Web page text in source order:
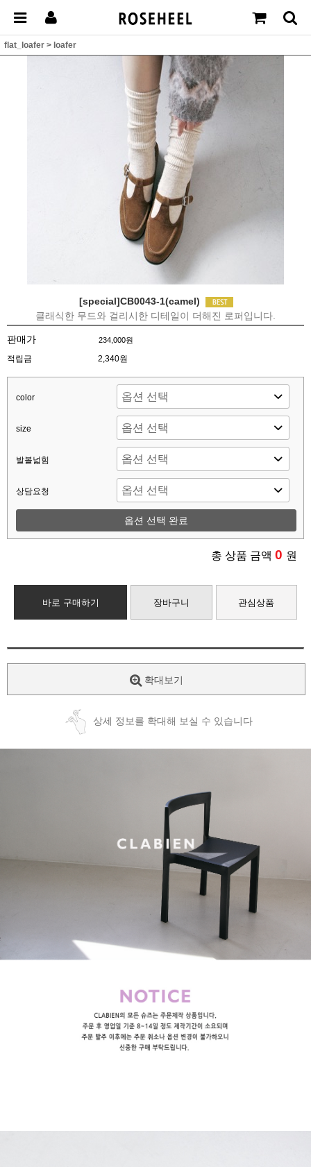
flat_loafer > loafer
[special]CB0043-1(camel)
클래식한 무드와 걸리시한 디테일이 더해진 로퍼입니다.
판매가 234,000원
적립금 2,340원
color
size
발볼넓힘
상담요청
옵션 선택 완료
총 상품 금액 0 원
바로 구매하기 장바구니 관심상품
확대보기
상세 정보를 확대해 보실 수 있습니다